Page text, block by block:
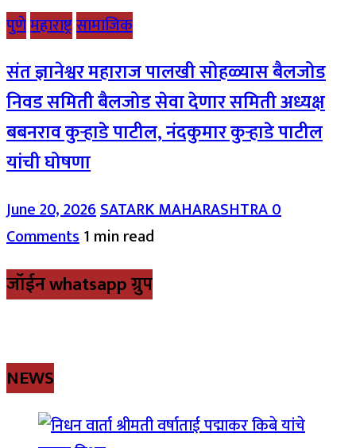
पुणेमहाराष्ट्रसामाजिक
संत ज्ञानेश्वर महाराज पालखी सोहळ्यास बैलजोड
निवड समिती बैलजोड सेवा देणार समिती अध्यक्ष
बबनराव कुऱ्हाडे पाटील, नंदकुमार कुऱ्हाडे पाटील
यांची घोषणा
June 20, 2026SATARK MAHARASHTRA0
Comments1 min read
जॉईन whatsapp ग्रुप
NEWS